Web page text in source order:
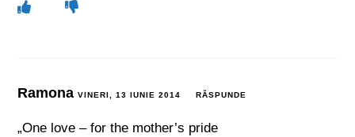
RamonaVINERI, 13 IUNIE 2014 RĂSPUNDE
„One love – for the mother’s pride